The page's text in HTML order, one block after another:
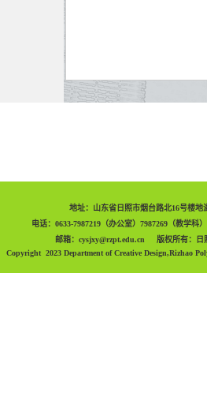
地址：山东省日照市烟台路北16号楼地
电话：0633-7987219（办公室）7987269（教学科
邮箱：cysjxy@rzpt.edu.cn 版权所有：日
Copyright 2023 Department of Creative Design,Rizhao